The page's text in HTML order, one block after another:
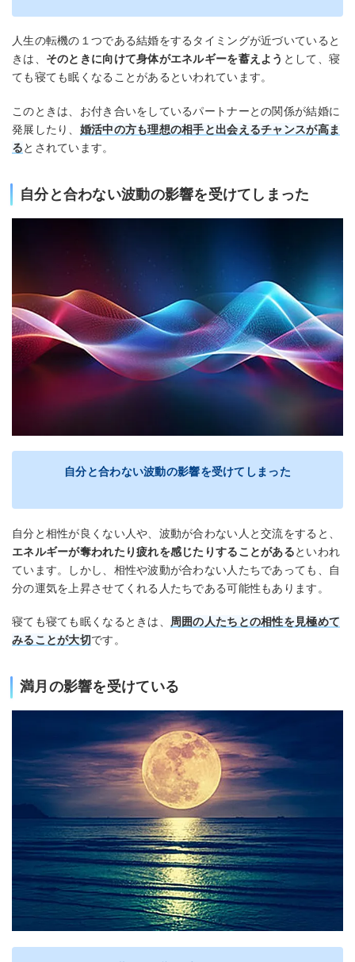
人生の転機の１つである結婚をするタイミングが近づいていると
きは、 そのときに向けて身体がエネルギーを蓄えよう として、寝
ても寝ても眠くなることがあるといわれています。
このときは、お付き合いをしているパートナーとの関係が結婚に
発展したり、 婚活中の方も理想の相手と出会えるチャンスが高ま
るとされています。
自分と合わない波動の影響を受けてしまった
自分と合わない波動の影響を受けてしまった
自分と相性が良くない人や、波動が合わない人と交流をすると、
エネルギーが奪われたり疲れを感じたりすることがあるといわれ
ています。しかし、相性や波動が合わない人たちであっても、自
分の運気を上昇させてくれる人たちである可能性もあります。
寝ても寝ても眠くなるときは、 周囲の人たちとの相性を見極めて
みることが大切です。
満月の影響を受けている